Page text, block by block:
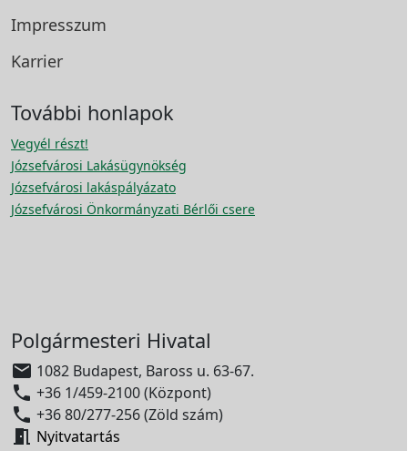
Impresszum
Karrier
További honlapok
Vegyél részt!
Józsefvárosi Lakásügynökség
Józsefvárosi lakáspályázato
Józsefvárosi Önkormányzati Bérlői csere
Polgármesteri Hivatal
 1082 Budapest, Baross u. 63-67.
 +36 1/459-2100 (Központ)
 +36 80/277-256 (Zöld szám)
 Nyitvatartás